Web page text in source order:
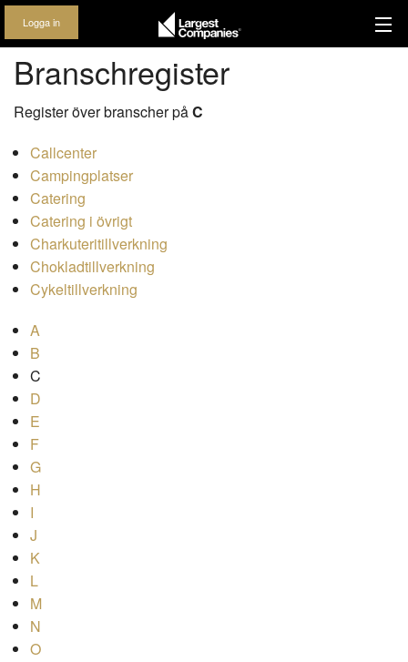
Logga in
Branschregister
Register över branscher påC
Callcenter
Campingplatser
Catering
Catering i övrigt
Charkuteritillverkning
Chokladtillverkning
Cykeltillverkning
A
B
C
D
E
F
G
H
I
J
K
L
M
N
O